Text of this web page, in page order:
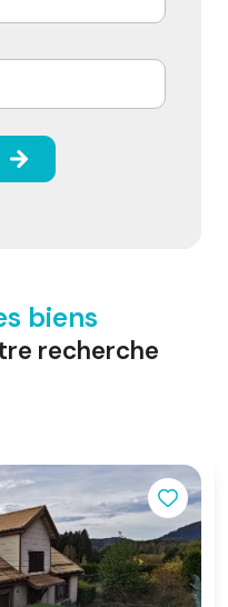
biens
recherche